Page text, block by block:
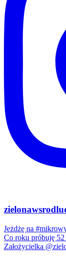
Jeżdżę na
Co roku próbuję
Założycielka